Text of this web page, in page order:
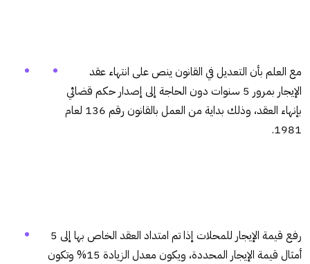
مع العلم بأن التعديل في القانون ينص على انتهاء عقد
الإيجار بمرور 5 سنوات دون الحاجة إلى إصدار حكم قضائي
بإنهاء العقد، وذلك بداية من العمل بالقانون رقم 136 لعام
1981.
رفع قيمة الإيجار للمحلات إذا تم امتداد العقد الخاص بها إلى 5
أمثال قيمة الإيجار المحددة، ويكون معدل الزيادة 15% وتكون